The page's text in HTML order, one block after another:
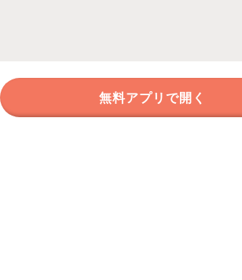
無料アプリで開く